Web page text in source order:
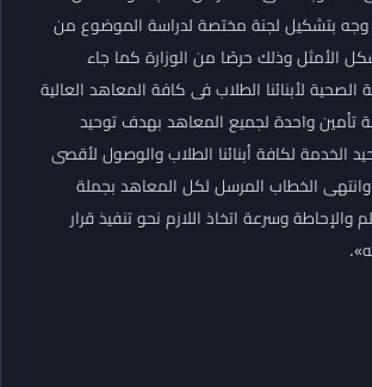
وجه بتشكيل لجنة مختصة لدراسة الموضوع من
الأمثل وذلك حرصًا من الوزارة كما جاء
الصحية لأبنائنا الطلاب فى كافة المعاهد العالية
تأمين واحدة لجميع المعاهد بهدف توحيد
الخدمة لكافة أبنائنا الطلاب والوصول لأقصى
الخطاب المرسل لكل المعاهد بجملة
والإحاطة وسرعة اتخاذ اللازم نحو تنفيذ قرار